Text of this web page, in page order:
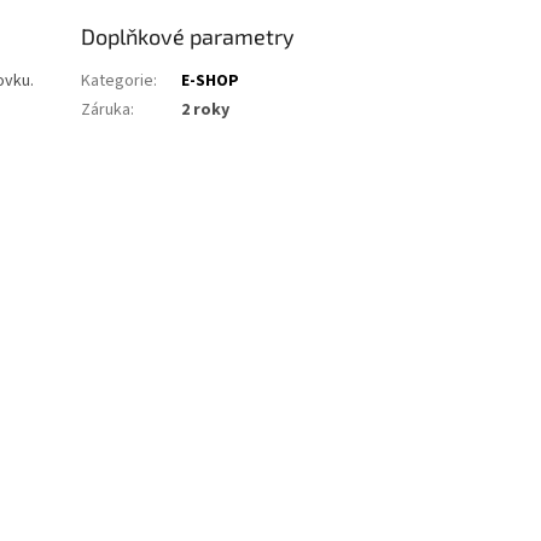
Doplňkové parametry
Kategorie:
E-SHOP
Záruka: 2 roky